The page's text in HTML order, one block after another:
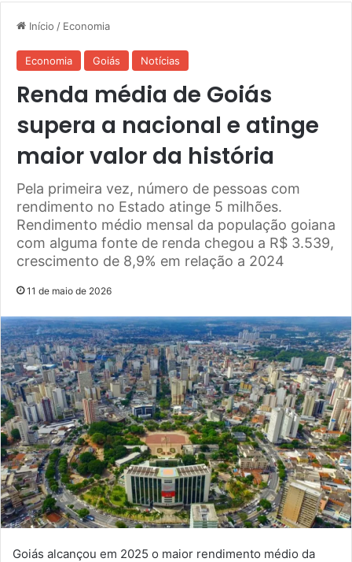
Início / Economia
Economia Goiás Notícias
Renda média de Goiás
supera a nacional e atinge
maior valor da história
Pela primeira vez, número de pessoas com
rendimento no Estado atinge 5 milhões.
Rendimento médio mensal da população goiana
com alguma fonte de renda chegou a R$ 3.539,
crescimento de 8,9% em relação a 2024
11 de maio de 2026
Goiás alcançou em 2025 o maior rendimento médio da